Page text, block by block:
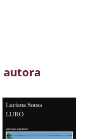
autora